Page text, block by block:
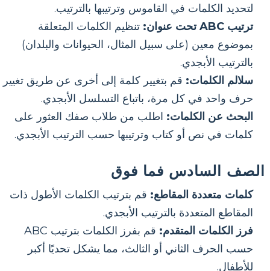
لتحديد الكلمات في القاموس وترتيبها بالترتيب.
ترتيب ABC تحت عنوان:
تنظيم الكلمات المتعلقة
بموضوع معين (على سبيل المثال، الحيوانات والبلدان)
بالترتيب الأبجدي.
سلالم الكلمات: قم بتغيير كلمة إلى أخرى عن طريق تغيير
حرف واحد في كل مرة، باتباع التسلسل الأبجدي.
البحث عن الكلمات: اطلب من طلاب صفك العثور على
كلمات في نص أو كتاب وترتيبها حسب الترتيب الأبجدي.
الصف السادس فما فوق
كلمات متعددة المقاطع: قم بترتيب الكلمات الأطول ذات
المقاطع المتعددة بالترتيب الأبجدي.
فرز الكلمات المتقدم:
قم بفرز الكلمات بترتيب ABC
حسب الحرف الثاني أو الثالث، مما يشكل تحديًا أكبر
للأطفال.